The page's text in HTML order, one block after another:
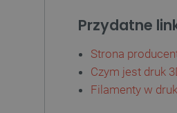
Przydatne
Strona
Czym jest druk
Filamenty w